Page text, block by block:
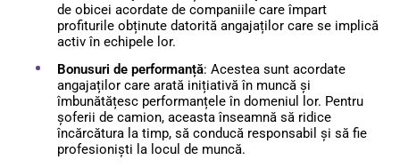
de obicei acordate de companiile care împart
profiturile obținute datorită angajaților care se implică
activ în echipele lor.
Bonusuri de performanță: Acestea sunt acordate
angajaților care arată inițiativă în muncă și
îmbunătățesc performanțele în domeniul lor. Pentru
șoferii de camion, aceasta înseamnă să ridice
încărcătura la timp, să conducă responsabil și să fie
profesioniști la locul de muncă.